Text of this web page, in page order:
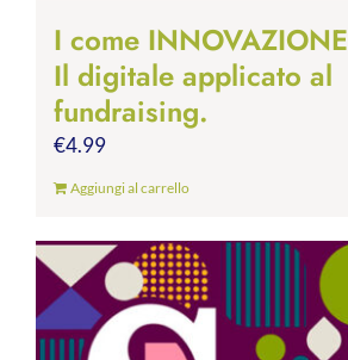
I come INNOVAZIONE
Il digitale applicato al
fundraising.
€4.99
Aggiungi al carrello